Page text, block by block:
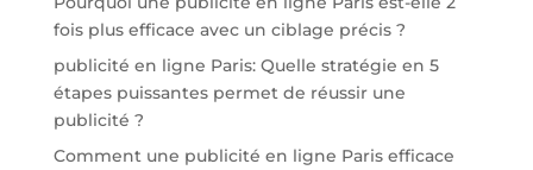
fois plus efficace avec un ciblage précis ?
publicité en ligne Paris: Quelle stratégie en 5
étapes puissantes permet de réussir une
publicité ?
Comment une publicité en ligne Paris efficace